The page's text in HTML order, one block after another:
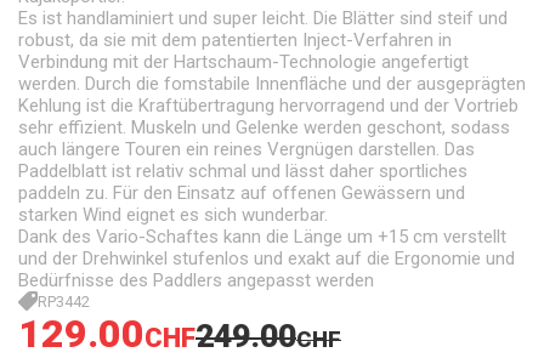
Es ist handlaminiert und super leicht. Die Blätter sind steif und
robust, da sie mit dem patentierten Inject-Verfahren in
Verbindung mit der Hartschaum-Technologie angefertigt
werden. Durch die fomstabile Innenfläche und der ausgeprägten
Kehlung ist die Kraftübertragung hervorragend und der Vortrieb
sehr effizient. Muskeln und Gelenke werden geschont, sodass
auch längere Touren ein reines Vergnügen darstellen. Das
Paddelblatt ist relativ schmal und lässt daher sportliches
paddeln zu. Für den Einsatz auf offenen Gewässern und
starken Wind eignet es sich wunderbar.
Dank des Vario-Schaftes kann die Länge um +15 cm verstellt
und der Drehwinkel stufenlos und exakt auf die Ergonomie und
Bedürfnisse des Paddlers angepasst werden
RP3442
129.00CHF249.00CHF